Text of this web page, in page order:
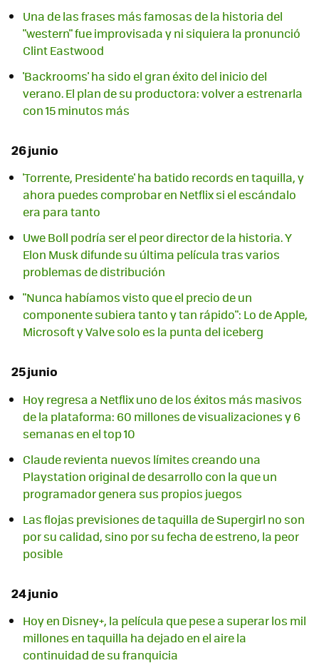
Una de las frases más famosas de la historia del
"western" fue improvisada y ni siquiera la pronunció
Clint Eastwood
'Backrooms' ha sido el gran éxito del inicio del
verano. El plan de su productora: volver a estrenarla
con 15 minutos más
26 junio
'Torrente, Presidente' ha batido records en taquilla, y
ahora puedes comprobar en Netflix si el escándalo
era para tanto
Uwe Boll podría ser el peor director de la historia. Y
Elon Musk difunde su última película tras varios
problemas de distribución
"Nunca habíamos visto que el precio de un
componente subiera tanto y tan rápido": Lo de Apple,
Microsoft y Valve solo es la punta del iceberg
25 junio
Hoy regresa a Netflix uno de los éxitos más masivos
de la plataforma: 60 millones de visualizaciones y 6
semanas en el top 10
Claude revienta nuevos límites creando una
Playstation original de desarrollo con la que un
programador genera sus propios juegos
Las flojas previsiones de taquilla de Supergirl no son
por su calidad, sino por su fecha de estreno, la peor
posible
24 junio
Hoy en Disney+, la película que pese a superar los mil
millones en taquilla ha dejado en el aire la
continuidad de su franquicia